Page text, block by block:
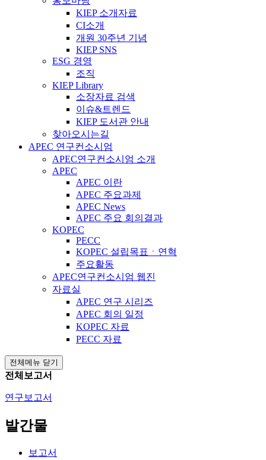
KIEP 소개자료
CI소개
개원 30주년 기념
KIEP SNS
ESG 경영
조직
KIEP Library
소장자료 검색
이슈&트렌드
KIEP 도서관 안내
찾아오시는길
APEC 연구컨소시엄
APEC연구컨소시엄 소개
APEC
APEC 이란
APEC 주요과제
APEC News
APEC 주요 회의결과
KOPEC
PECC
KOPEC 설립목표ㆍ연혁
주요활동
APEC연구컨소시엄 웹진
자료실
APEC 연구 시리즈
APEC 회의 일정
KOPEC 자료
PECC 자료
전체메뉴 닫기
전체보고서
연구보고서
발간물
보고서